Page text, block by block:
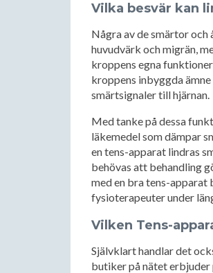
Vilka besvär kan
Några av de smärtor och
huvudvärk och migrän,
kroppens egna
kroppens inbyggda
smärtsignaler till hjärnan.
Med tanke på dessa
läkemedel som dämpar
en tens-apparat lindras
behövas att behandling
med en bra tens-apparat
fysioterapeuter under
Vilken Tens-
Självklart handlar det
butiker på nätet